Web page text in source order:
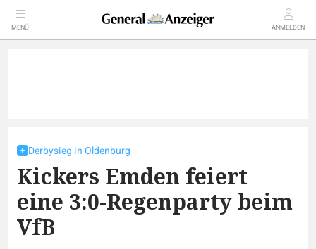
MENÜ ANMELDEN
Derbysieg in Oldenburg
Kickers Emden feiert
eine 3:0-Regenparty beim
VfB